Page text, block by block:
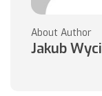
About Author
Jakub